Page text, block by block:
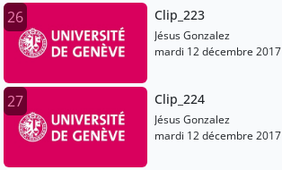
26 Clip_223
Jésus Gonzalez
mardi 12 décembre 2017
27 Clip_224
Jésus Gonzalez
mardi 12 décembre 2017